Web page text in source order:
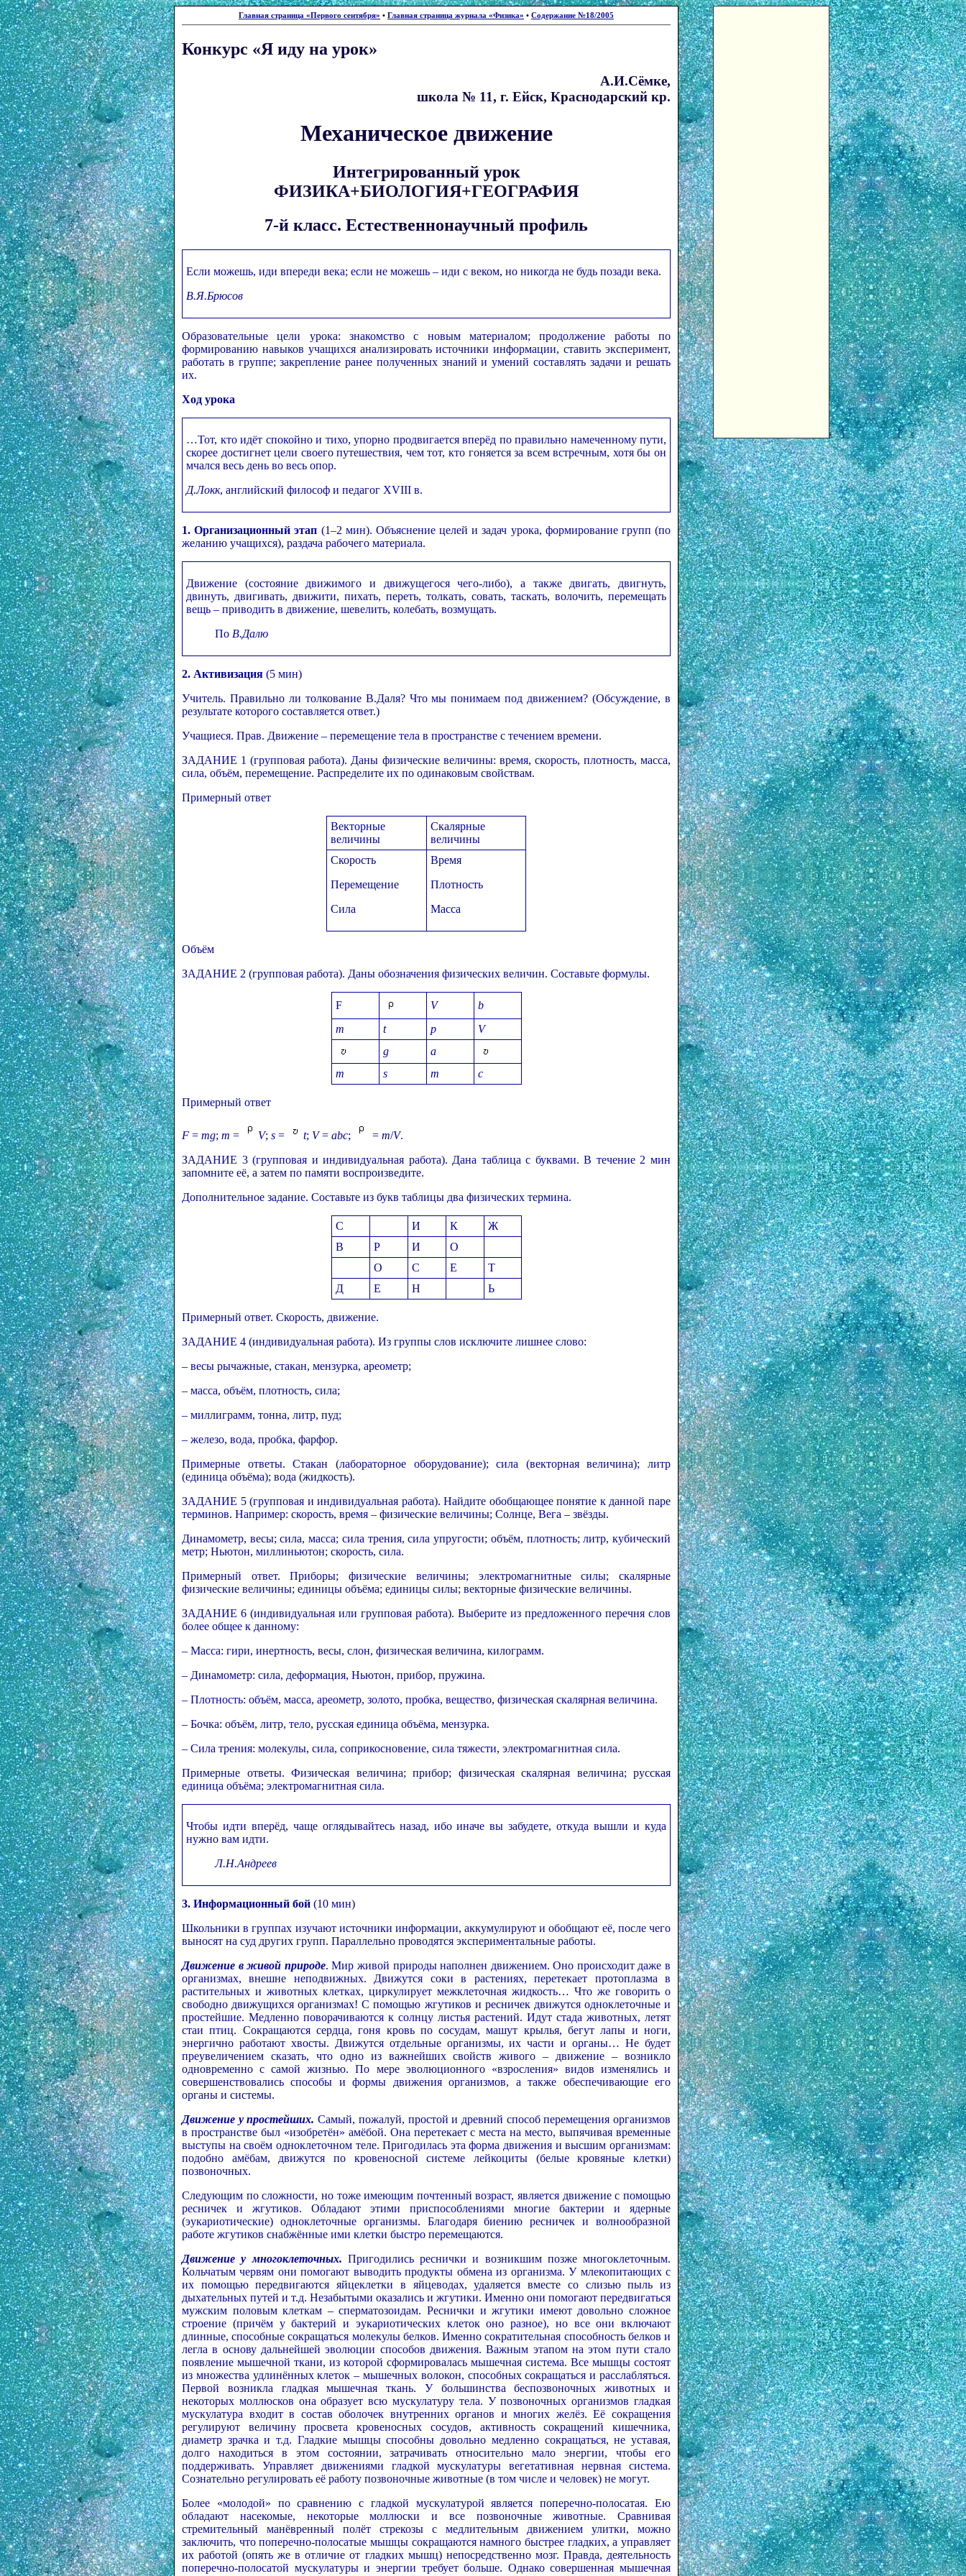
Главная страница «Первого сентября» • Главная страница журнала «Физика» • Содержание №18/2005
Конкурс «Я иду на урок»
А.И.Сёмке,
школа № 11, г. Ейск, Краснодарский кр.
Механическое движение
Интегрированный урок
ФИЗИКА+БИОЛОГИЯ+ГЕОГРАФИЯ
7-й класс. Естественнонаучный профиль
Если можешь, иди впереди века; если не можешь – иди с веком, но никогда не будь позади века.
В.Я.Брюсов
Образовательные цели урока: знакомство с новым материалом; продолжение работы по
формированию навыков учащихся анализировать источники информации, ставить эксперимент,
работать в группе; закрепление ранее полученных знаний и умений составлять задачи и решать
их.
Ход урока
…Тот, кто идёт спокойно и тихо, упорно продвигается вперёд по правильно намеченному пути,
скорее достигнет цели своего путешествия, чем тот, кто гоняется за всем встречным, хотя бы он
мчался весь день во весь опор.
Д.Локк, английский философ и педагог XVIII в.
1. Организационный этап (1–2 мин). Объяснение целей и задач урока, формирование групп (по
желанию учащихся), раздача рабочего материала.
Движение (состояние движимого и движущегося чего-либо), а также двигать, двигнуть,
двинуть, двигивать, движити, пихать, переть, толкать, совать, таскать, волочить, перемещать
вещь – приводить в движение, шевелить, колебать, возмущать.
По В.Далю
2. Активизация (5 мин)
Учитель. Правильно ли толкование В.Даля? Что мы понимаем под движением? (Обсуждение, в
результате которого составляется ответ.)
Учащиеся. Прав. Движение – перемещение тела в пространстве с течением времени.
ЗАДАНИЕ 1 (групповая работа). Даны физические величины: время, скорость, плотность, масса,
сила, объём, перемещение. Распределите их по одинаковым свойствам.
Примерный ответ
Векторные
величины
Скалярные
величины
Скорость
Перемещение
Сила
Время
Плотность
Масса
Объём
ЗАДАНИЕ 2 (групповая работа). Даны обозначения физических величин. Составьте формулы.
F V
b
m
t p
V
g
a
m
s m c
Примерный ответ
F = mg; m = V; s = t; V= abc; = m/V.
ЗАДАНИЕ 3 (групповая и индивидуальная работа). Дана таблица с буквами. В течение 2 мин
запомните её, а затем по памяти воспроизведите.
Дополнительное задание. Составьте из букв таблицы два физических термина.
С И К
Ж
В
Р И
О
О
С Е
Т
Д
Е Н Ь
Примерный ответ. Скорость, движение.
ЗАДАНИЕ 4 (индивидуальная работа). Из группы слов исключите лишнее слово:
– весы рычажные, стакан, мензурка, ареометр;
– масса, объём, плотность, сила;
– миллиграмм, тонна, литр, пуд;
– железо, вода, пробка, фарфор.
Примерные ответы. Стакан (лабораторное оборудование); сила (векторная величина); литр
(единица объёма); вода (жидкость).
ЗАДАНИЕ 5 (групповая и индивидуальная работа). Найдите обобщающее понятие к данной паре
терминов. Например: скорость, время – физические величины; Солнце, Вега – звёзды.
Динамометр, весы; сила, масса; сила трения, сила упругости; объём, плотность; литр, кубический
метр; Ньютон, миллиньютон; скорость, сила.
Примерный ответ. Приборы; физические величины; электромагнитные силы; скалярные
физические величины; единицы объёма; единицы силы; векторные физические величины.
ЗАДАНИЕ 6 (индивидуальная или групповая работа). Выберите из предложенного перечня слов
более общее к данному:
– Масса: гири, инертность, весы, слон, физическая величина, килограмм.
– Динамометр: сила, деформация, Ньютон, прибор, пружина.
– Плотность: объём, масса, ареометр, золото, пробка, вещество, физическая скалярная величина.
– Бочка: объём, литр, тело, русская единица объёма, мензурка.
– Сила трения: молекулы, сила, соприкосновение, сила тяжести, электромагнитная сила.
Примерные ответы. Физическая величина; прибор; физическая скалярная величина; русская
единица объёма; электромагнитная сила.
Чтобы идти вперёд, чаще оглядывайтесь назад, ибо иначе вы забудете, откуда вышли и куда
нужно вам идти.
Л.Н.Андреев
3. Информационный бой (10 мин)
Школьники в группах изучают источники информации, аккумулируют и обобщают её, после чего
выносят на суд других групп. Параллельно проводятся экспериментальные работы.
Движение в живой природе. Мир живой природы наполнен движением. Оно происходит даже в
организмах, внешне неподвижных. Движутся соки в растениях, перетекает протоплазма в
растительных и животных клетках, циркулирует межклеточная жидкость… Что же говорить о
свободно движущихся организмах! С помощью жгутиков и ресничек движутся одноклеточные и
простейшие. Медленно поворачиваются к солнцу листья растений. Идут стада животных, летят
стаи птиц. Сокращаются сердца, гоня кровь по сосудам, машут крылья, бегут лапы и ноги,
энергично работают хвосты. Движутся отдельные организмы, их части и органы… Не будет
преувеличением сказать, что одно из важнейших свойств живого – движение – возникло
одновременно с самой жизнью. По мере эволюционного «взросления» видов изменялись и
совершенствовались способы и формы движения организмов, а также обеспечивающие его
органы и системы.
Движение у простейших. Самый, пожалуй, простой и древний способ перемещения организмов
в пространстве был «изобретён» амёбой. Она перетекает с места на место, выпячивая временные
выступы на своём одноклеточном теле. Пригодилась эта форма движения и высшим организмам:
подобно амёбам, движутся по кровеносной системе лейкоциты (белые кровяные клетки)
позвоночных.
Следующим по сложности, но тоже имеющим почтенный возраст, является движение с помощью
ресничек и жгутиков. Обладают этими приспособлениями многие бактерии и ядерные
(эукариотические) одноклеточные организмы. Благодаря биению ресничек и волнообразной
работе жгутиков снабжённые ими клетки быстро перемещаются.
Движение у многоклеточных. Пригодились реснички и возникшим позже многоклеточным.
Кольчатым червям они помогают выводить продукты обмена из организма. У млекопитающих с
их помощью передвигаются яйцеклетки в яйцеводах, удаляется вместе со слизью пыль из
дыхательных путей и т.д. Незабытыми оказались и жгутики. Именно они помогают передвигаться
мужским половым клеткам – сперматозоидам. Реснички и жгутики имеют довольно сложное
строение (причём у бактерий и эукариотических клеток оно разное), но все они включают
длинные, способные сокращаться молекулы белков. Именно сократительная способность белков и
легла в основу дальнейшей эволюции способов движения. Важным этапом на этом пути стало
появление мышечной ткани, из которой сформировалась мышечная система. Все мышцы состоят
из множества удлинённых клеток – мышечных волокон, способных сокращаться и расслабляться.
Первой возникла гладкая мышечная ткань. У большинства беспозвоночных животных и
некоторых моллюсков она образует всю мускулатуру тела. У позвоночных организмов гладкая
мускулатура входит в состав оболочек внутренних органов и многих желёз. Её сокращения
регулируют величину просвета кровеносных сосудов, активность сокращений кишечника,
диаметр зрачка и т.д. Гладкие мышцы способны довольно медленно сокращаться, не уставая,
долго находиться в этом состоянии, затрачивать относительно мало энергии, чтобы его
поддерживать. Управляет движениями гладкой мускулатуры вегетативная нервная система.
Сознательно регулировать её работу позвоночные животные (в том числе и человек) не могут.
Более «молодой» по сравнению с гладкой мускулатурой является поперечно-полосатая. Ею
обладают насекомые, некоторые моллюски и все позвоночные животные. Сравнивая
стремительный манёвренный полёт стрекозы с медлительным движением улитки, можно
заключить, что поперечно-полосатые мышцы сокращаются намного быстрее гладких, а управляет
их работой (опять же в отличие от гладких мышц) непосредственно мозг. Правда, деятельность
поперечно-полосатой мускулатуры и энергии требует больше. Однако совершенная мышечная